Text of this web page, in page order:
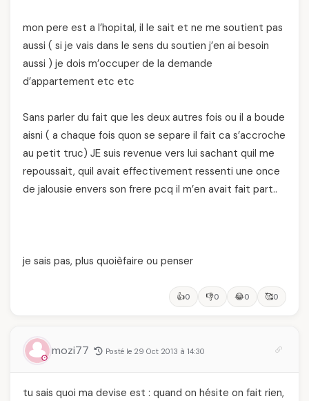
mon pere est a l’hopital, il le sait et ne me soutient pas
aussi ( si je vais dans le sens du soutien j’en ai besoin
aussi ) je dois m’occuper de la demande
d’appartement etc etc
Sans parler du fait que les deux autres fois ou il a boude
aisni ( a chaque fois quon se separe il fait ca s’accroche
au petit truc) JE suis revenue vers lui sachant quil me
repoussait, quil avait effectivement ressenti une once
de jalousie envers son frere pcq il m’en avait fait part..
je sais pas, plus quoièfaire ou penser
👍0 👎0 😂0 🥰0
mozi77 Posté le 29 Oct 2013 à 14:30
tu sais quoi ma devise est : quand on hésite on fait rien,